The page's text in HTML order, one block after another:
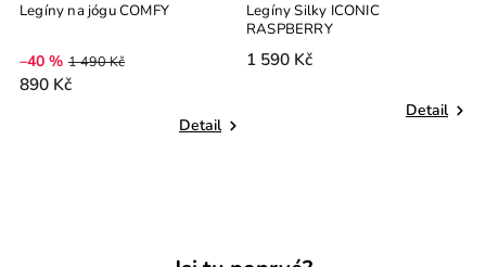
Legíny na jógu COMFY
–40 % 1 490 Kč
890 Kč
Detail
Legíny Silky ICONIC
RASPBERRY
1 590 Kč
Detail